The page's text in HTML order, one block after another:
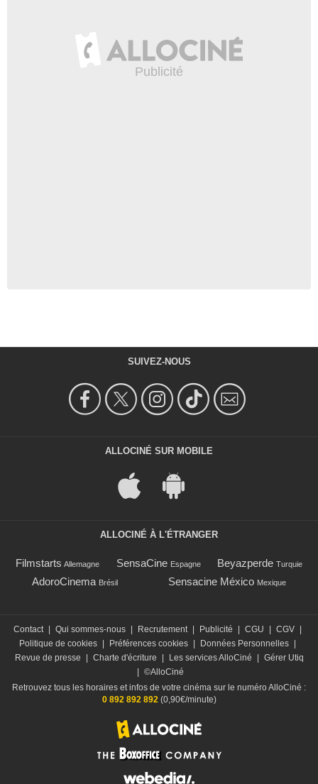
SUIVEZ-NOUS
ALLOCINÉ SUR MOBILE
ALLOCINÉ À L'ÉTRANGER
Filmstarts Allemagne SensaCine Espagne Beyazperde Turquie
AdoroCinema Brésil Sensacine México Mexique
Contact | Qui sommes-nous | Recrutement | Publicité | CGU | CGV |
Politique de cookies | Préférences cookies | Données Personnelles |
Revue de presse
| Charte d'écriture | Les services AlloCiné | Gérer Utiq
| ©AlloCiné
Retrouvez tous les horaires et infos de votre cinéma sur le numéro AlloCiné :
0 892 892 892 (0,90€/minute)